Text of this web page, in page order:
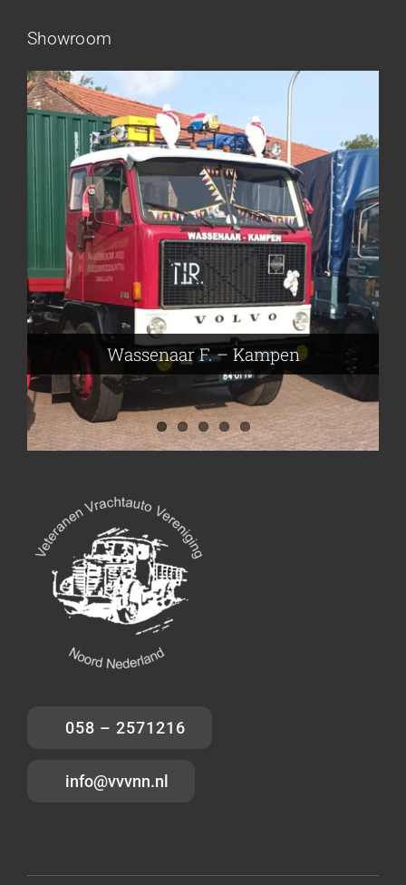
Showroom
Wassenaar F. – Kampen
Nijmeier Erwin – Smilde
Frieling Koos – Klazienaveen
Hartog den Richard – Borculo
Leeuwen van Joop – Leek
058 – 2571216
info@vvvnn.nl